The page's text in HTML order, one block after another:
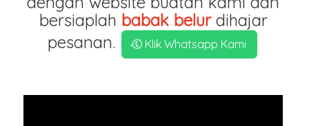
bersiaplah babak belurdihajar
pesanan.
Klik Whatsapp Kami